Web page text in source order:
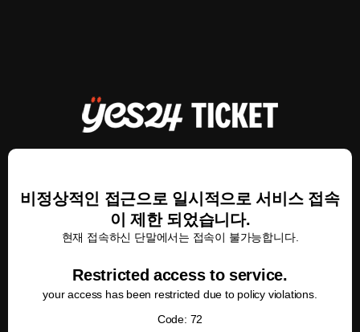
비정상적인 접근으로 일시적으로 서비스 접속
이 제한 되었습니다.
현재 접속하신 단말에서는 접속이 불가능합니다.
Restricted access to service.
your access has been restricted due to policy violations.
Code: 72